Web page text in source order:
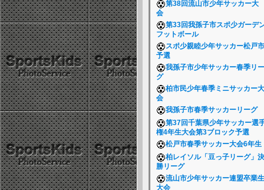
第38回流山市少年サッカー大
会
第33回我孫子市スポ少ガーデ
フットボール
スポ少親睦少年サッカー松戸市
予選
我孫子市少年サッカー春季リー
グ
柏市民少年春季ミニサッカー大
会
我孫子市春季サッカーリーグ
第37回千葉県少年サッカー選
権4年生大会第3ブロック予選
松戸市春季サッカー大会6年生
柏レイソル「豆っ子リーグ」決
勝リーグ
流山市少年サッカー連盟卒業生
大会